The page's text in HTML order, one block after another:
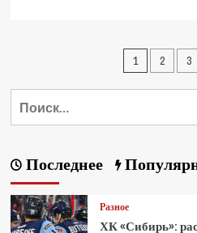
1 2 3
Последнее
Разное
ХК «Сибирь»: